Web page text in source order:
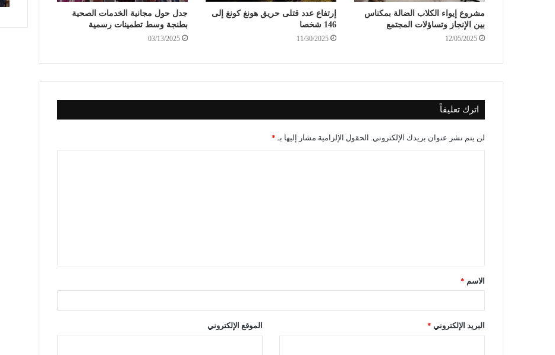
مشروع إيواء الكلاب الضالة بمكناس
بين الإنجاز وتساؤلات المجتمع
12/05/2025
إرتفاع عدد قتلى حريق هونغ كونغ إلى
146 شخصا
11/30/2025
جدل حول مجانية الخدمات الصحية
بطنجة وسط تطمينات رسمية
03/13/2025
اترك تعليقاً
لن يتم نشر عنوان بريدك الإلكتروني. الحقول الإلزامية مشار إليها بـ *
الاسم *
البريد الإلكتروني * الموقع الإلكتروني